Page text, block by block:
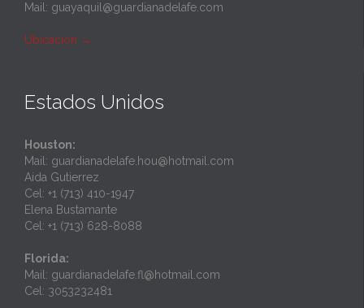
Mail: guayaquil@guardianadelafe.com
Ubicación →
Estados Unidos
Houston:
Mail: guardianadelafe.hou@hotmail.com
Aida Gutierrez
Cel: +1 (713) 410-1947
Elena Bustamante
Cel: +1 (713) 628-8088
Florida:
Mail: guardianadelafe.fl@hotmail.com
Cel: 3053232481